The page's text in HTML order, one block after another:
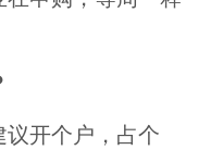
开个户，占个